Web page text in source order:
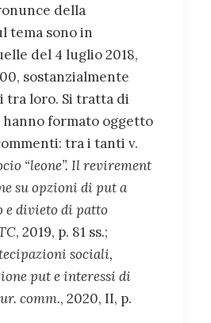
della
tema sono in
del 4 luglio 2018,
sostanzialmente
tra loro. Si tratta di
hanno formato oggetto
tra i tanti v.
“leone”. Il revirement
su opzioni di put a
e divieto di patto
, 2019, p. 81 ss.;
sociali,
put e interessi di
comm., 2020, II, p.